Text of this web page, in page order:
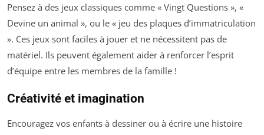
Pensez à des jeux classiques comme « Vingt Questions », «
Devine un animal », ou le « jeu des plaques d’immatriculation
». Ces jeux sont faciles à jouer et ne nécessitent pas de
matériel. Ils peuvent également aider à renforcer l’esprit
d’équipe entre les membres de la famille !
Créativité et imagination
Encouragez vos enfants à dessiner ou à écrire une histoire